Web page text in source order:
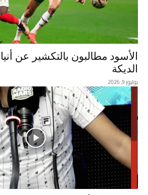
الأسود مطالبون بالتكشير عن
الديكة
يوليوز 9, 2026